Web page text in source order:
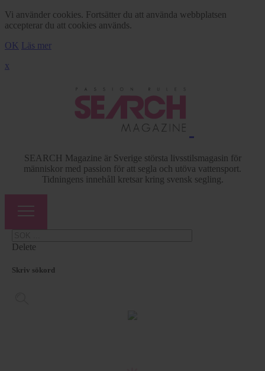
Vi använder cookies. Fortsätter du att använda webbplatsen
accepterar du att cookies används.
OK Läs mer
x
SEARCH Magazine är Sverige största livsstilsmagasin för
människor med passion för att segla och utöva vattensport.
Tidningens innehåll kretsar kring svensk segling.
Delete
Skriv sökord